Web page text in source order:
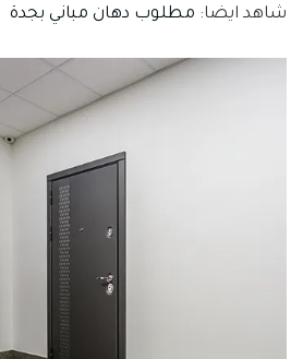
شاهد ايضا: مطلوب دهان مباني بجدة